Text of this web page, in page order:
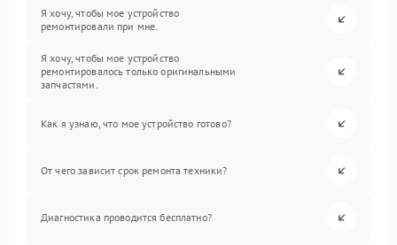
Я хочу, чтобы мое устройство
ремонтировали при мне.
Я хочу, чтобы мое устройство
ремонтировалось только оригинальными
запчастями.
Как я узнаю, что мое устройство готово?
От чего зависит срок ремонта техники?
Диагностика проводится бесплатно?